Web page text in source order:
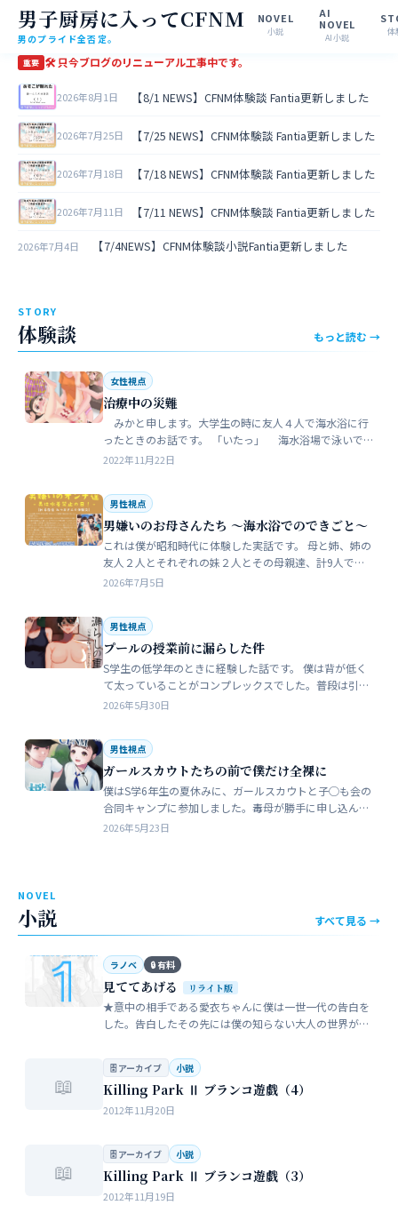
男子厨房に入ってCFNM
男のプライド全否定。
NOVEL
小説
AI
NOVEL
AI小説 体
重要 🛠 只今ブログのリニューアル工事中です。
2026年8月1日 【8/1 NEWS】CFNM体験談 Fantia更新しました
2026年7月25日 【7/25 NEWS】CFNM体験談 Fantia更新しました
2026年7月18日 【7/18 NEWS】CFNM体験談 Fantia更新しました
2026年7月11日 【7/11 NEWS】CFNM体験談 Fantia更新しました
2026年7月4日 【7/4NEWS】CFNM体験談小説Fantia更新しました
STORY
体験談 もっと読む →
女性視点
治療中の災難
みかと申します。大学生の時に友人４人で海水浴に行
ったときのお話です。 「いたっ」 海水浴場で泳いで
いたら、友人のしいなが空瓶で足を切っちゃったんで
2022年11月22日
男性視点
男嫌いのお母さんたち 〜海水浴でのできごと〜
これは僕が昭和時代に体験した実話です。 母と姉、姉の
友人２人とそれぞれの妹２人とその母親達、計9人で海
水浴に行きました。当時、僕はS学５年生で姉の美香はC
2026年7月5日
男性視点
プールの授業前に漏らした件
S学生の低学年のときに経験した話です。 僕は背が低く
て太っていることがコンプレックスでした。普段は引っ
込み思案で大人しい性格をしています。 ただ何でもよく
2026年5月30日
男性視点
ガールスカウトたちの前で僕だけ全裸に
僕はS学6年生の夏休みに、ガールスカウトと子◯も会の
合同キャンプに参加しました。毒母が勝手に申し込んだ
強制的なイベントでした。まったく乗り気がしません。
2026年5月23日
NOVEL
小説 すべて見る →
ラノベ 🔒 有料
見ててあげる リライト版
★意中の相手である愛衣ちゃんに僕は一世一代の告白を
した。告白したその先には僕の知らない大人の世界が待
る常識。。。…
📖
🗄 アーカイブ 小説
Killing Park Ⅱ ブランコ遊戯（4）
2012年11月20日
📖
🗄 アーカイブ 小説
Killing Park Ⅱ ブランコ遊戯（3）
2012年11月19日